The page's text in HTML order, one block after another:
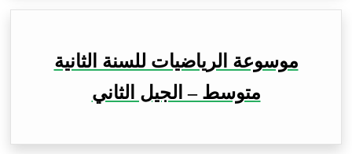
موسوعة الرياضيات للسنة الثانية
متوسط – الجيل الثاني